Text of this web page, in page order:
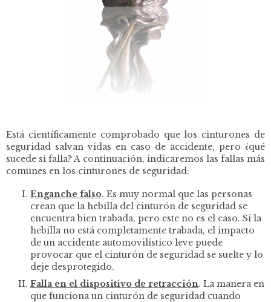
Está científicamente comprobado que los cinturones de
seguridad salvan vidas en caso de accidente, pero ¿qué
sucede si falla? A continuación, indicaremos las fallas más
comunes en los cinturones de seguridad:
Enganche falso. Es muy normal que las personas
crean que la hebilla del cinturón de seguridad se
encuentra bien trabada, pero este no es el caso. Si la
hebilla no está completamente trabada, el impacto
de un accidente automovilístico leve puede
provocar que el cinturón de seguridad se suelte y lo
deje desprotegido.
Falla en el dispositivo de retracción. La manera en
que funciona un cinturón de seguridad cuando